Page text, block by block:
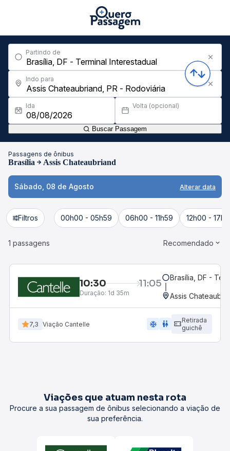
Partindo de
Indo para
Ida Volta (opcional)
Buscar Passagem
Passagens de ônibus
Brasília Assis Chateaubriand
Sábado, 08 de Agosto Alterar data
Filtros 00h00 - 05h59 06h00 - 11h59 12h00 -
1 passagens Recomendado
10:30 11:05
Duração: 1d 35m
Brasília, DF -
Assis
7,3 Viação Cantelle ac_unit wc
Retirada
guichê
Viações que atuam nesta rota
Procure a sua passagem de ônibus selecionando a viação de
sua preferência.